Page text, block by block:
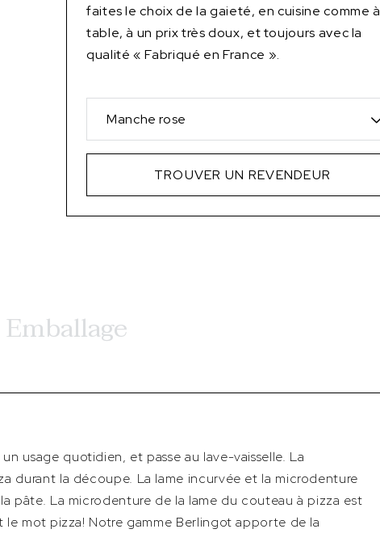
faites le choix de la gaieté, en cuisine comme à
table, à un prix très doux, et toujours avec la
qualité « Fabriqué en France ».
Manche rose
TROUVER UN REVENDEUR
Emballage
usage quotidien, et passe au lave-vaisselle. La
durant la découpe. La lame incurvée et la microdenture
pâte. La microdenture de la lame du couteau à pizza est
le mot pizza! Notre gamme Berlingot apporte de la